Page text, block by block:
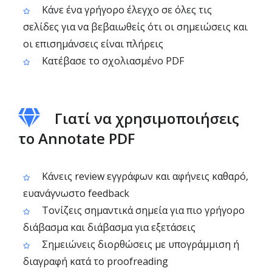
Κάνε ένα γρήγορο έλεγχο σε όλες τις
σελίδες για να βεβαιωθείς ότι οι σημειώσεις και
οι επισημάνσεις είναι πλήρεις
Κατέβασε το σχολιασμένο PDF
Γιατί να χρησιμοποιήσεις
το Annotate PDF
Κάνεις review εγγράφων και αφήνεις καθαρό,
ευανάγνωστο feedback
Τονίζεις σημαντικά σημεία για πιο γρήγορο
διάβασμα και διάβασμα για εξετάσεις
Σημειώνεις διορθώσεις με υπογράμμιση ή
διαγραφή κατά το proofreading